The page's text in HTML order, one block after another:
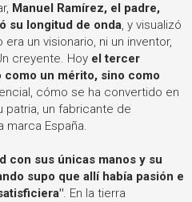
Manuel Ramírez, el padre,
su longitud de onda, y visualizó
un visionario, ni un inventor,
creyente. Hoy el tercer
como un mérito, sino como
cómo se ha convertido en
patria, un fabricante de
marca España.
con sus únicas manos y su
supo que allí había pasión e
. En la tierra